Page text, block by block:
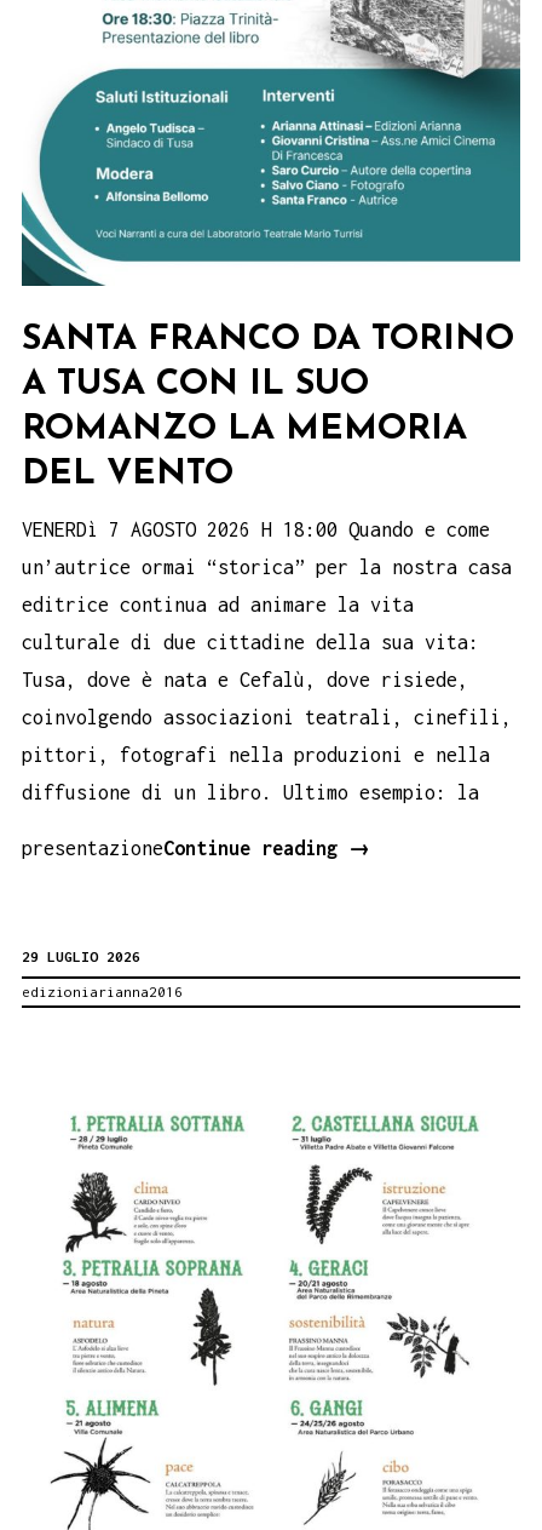
SANTA FRANCO DA TORINO
A TUSA CON IL SUO
ROMANZO LA MEMORIA
DEL VENTO
VENERDì 7 AGOSTO 2026 H 18:00 Quando e come
un’autrice ormai “storica” per la nostra casa
editrice continua ad animare la vita
culturale di due cittadine della sua vita:
Tusa, dove è nata e Cefalù, dove risiede,
coinvolgendo associazioni teatrali, cinefili,
pittori, fotografi nella produzioni e nella
diffusione di un libro. Ultimo esempio: la
presentazioneContinue reading
Santa
IL
SUO
ROMANZO
MEMORIA
DEL
VENTO
→
29 LUGLIO 2026
edizioniarianna2016